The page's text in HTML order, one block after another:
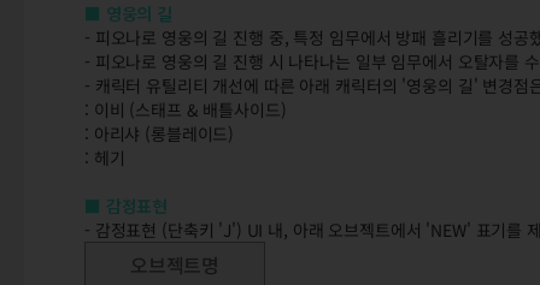
■ 영웅의 길
- 피오나로 영웅의 길 진행 중, 특정 임무에서 방패 흘리기를 성
- 피오나로 영웅의 길 진행 시 나타나는 일부 임무에서 오탈자를
- 캐릭터 유틸리티 개선에 따른 아래 캐릭터의 '영웅의 길' 변경점
: 이비 (스태프 & 배틀사이드)
: 아리샤 (롱블레이드)
: 헤기
■ 감정표현
- 감정표현 (단축키 'J') UI 내, 아래 오브젝트에서 'NEW' 표기를
오브젝트명